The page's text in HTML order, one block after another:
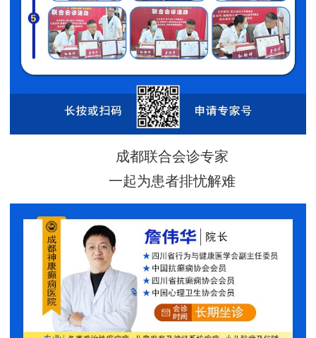
成都联合会诊专家
一起为患者排忧解难